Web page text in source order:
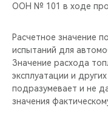
ООН № 101 в ходе
Расчетное значение
испытаний для
Значение расхода
эксплуатации и
подразумевает и не
значения